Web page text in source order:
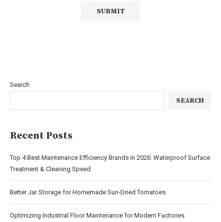
Search
SEARCH
Recent Posts
Top 4 Best Maintenance Efficiency Brands in 2026: Waterproof Surface
Treatment & Cleaning Speed
Better Jar Storage for Homemade Sun-Dried Tomatoes
Optimizing Industrial Floor Maintenance for Modern Factories